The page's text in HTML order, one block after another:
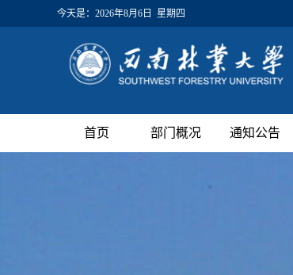
今天是： 2026年8月6日 星期四
首页 部门概况 通知公告